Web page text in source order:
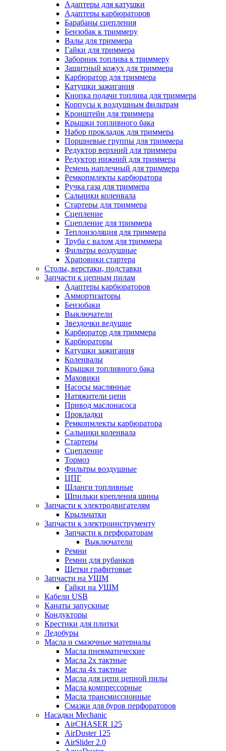
Адаптеры для катушки
Адаптеры карбюраторов
Барабаны сцепления
Бензобак к триммеру
Валы для триммера
Гайки для триммера
Заборник топлива к триммеру
Защитный кожух для триммера
Карбюратор для триммера
Катушки зажигания
Кнопка подачи топлива для триммера
Корпусы к воздушным фильтрам
Кронштейн для триммера
Крышки топливного бака
Набор прокладок для триммера
Поршневые группы для триммера
Редуктор верхний для триммера
Редуктор нижний для триммера
Ремень наплечный для триммера
Ремкопмлекты карбюратора
Ручка газа для триммера
Сальники коленвала
Стартеры для триммера
Сцепление
Сцепление для триммера
Теплоизоляция для триммера
Труба с валом для триммера
Фильтры воздушные
Храповики стартера
Столы, верстаки, подставки
Запчасти к цепным пилам
Адаптеры карбюраторов
Аммортизаторы
Бензобаки
Выключатели
Звездочки ведущие
Карбюратор для триммера
Карбюраторы
Катушки зажигания
Коленвалы
Крышки топливного бака
Маховики
Насосы маслянные
Натяжители цепи
Привод маслонасоса
Прокладки
Ремкопмлекты карбюратора
Сальники коленвала
Стартеры
Сцепление
Тормоз
Фильтры воздушные
ЦПГ
Шланги топливные
Шпильки крепления шины
Запчасти к электродвигателям
Крыльчатки
Запчасти к электроинструменту
Запчасти к перфораторам
Выключатели
Ремни
Ремни для рубанков
Щетки графитовые
Запчасти на УШМ
Гайки на УШМ
Кабели USB
Канаты запускные
Кондукторы
Крестики для плитки
Ледобуры
Масла и смазочные материалы
Масла пневматические
Масла 2х тактные
Масла 4х тактные
Масла для цепи цепной пилы
Масла компрессорные
Масла трансмиссионные
Смазки для буров перфораторов
Насадки Mechanic
AirCHASER 125
AirDuster 125
AirSlider 2.0